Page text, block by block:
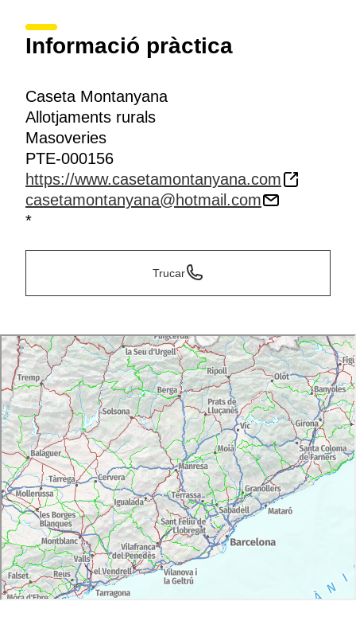
Informació pràctica
Caseta Montanyana
Allotjaments rurals
Masoveries
PTE-000156
https://www.casetamontanyana.com
casetamontanyana@hotmail.com
*
Trucar